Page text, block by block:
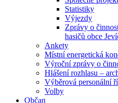
Statistiky
Výjezdy
Zprávy o
hasičů obce
Ankety
Místní energetická
Výroční zprávy o
Hlášení rozhlasu –
Výběrová personální
Volby
Občan